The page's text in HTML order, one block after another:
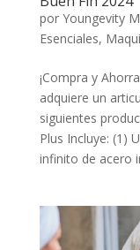
por Youngevity
Esenciales,
¡Compra y
adquiere un
siguientes
Plus Incluye: (1)
infinito de acero